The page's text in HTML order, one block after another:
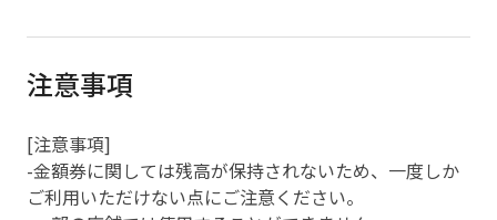
注意事項
[注意事項]
-金額券に関しては残高が保持されないため、一度しか
ご利用いただけない点にご注意ください。